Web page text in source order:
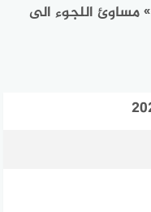
»مساوئ اللجوء الى